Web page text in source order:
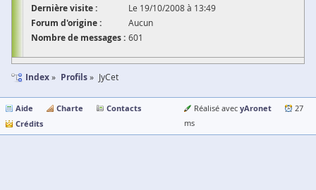
Dernière visite : Le 19/10/2008 à 13:49
Forum d'origine : Aucun
Nombre de messages : 601
Index Profils JyCet
Aide Charte
Contacts
Crédits
Réalisé avec yAronet
27
ms